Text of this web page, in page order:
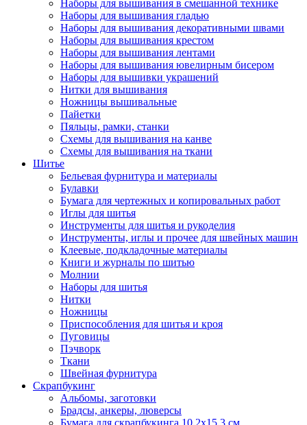
Наборы для вышивания в смешанной технике
Наборы для вышивания гладью
Наборы для вышивания декоративными швами
Наборы для вышивания крестом
Наборы для вышивания лентами
Наборы для вышивания ювелирным бисером
Наборы для вышивки украшений
Нитки для вышивания
Ножницы вышивальные
Пайетки
Пяльцы, рамки, станки
Схемы для вышивания на канве
Схемы для вышивания на ткани
Шитье
Бельевая фурнитура и материалы
Булавки
Бумага для чертежных и копировальных работ
Иглы для шитья
Инструменты для шитья и рукоделия
Инструменты, иглы и прочее для швейных машин
Клеевые, подкладочные материалы
Книги и журналы по шитью
Молнии
Наборы для шитья
Нитки
Ножницы
Приспособления для шитья и кроя
Пуговицы
Пэчворк
Ткани
Швейная фурнитура
Скрапбукинг
Альбомы, заготовки
Брадсы, анкеры, люверсы
Бумага для скрапбукинга 10.2х15.3 см